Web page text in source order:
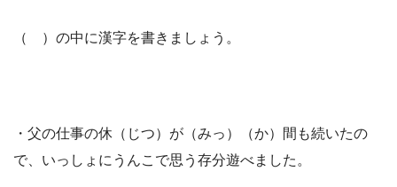
（ ）の中に漢字を書きましょう。
・父の仕事の休（じつ）が（みっ）（か）間も続いたの
で、いっしょにうんこで思う存分遊べました。